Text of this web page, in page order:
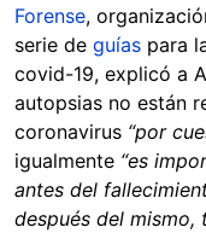
Forense,
serie de guías para
covid-19, explicó a
autopsias no están
coronavirus “por
igualmente “es
antes del
después del